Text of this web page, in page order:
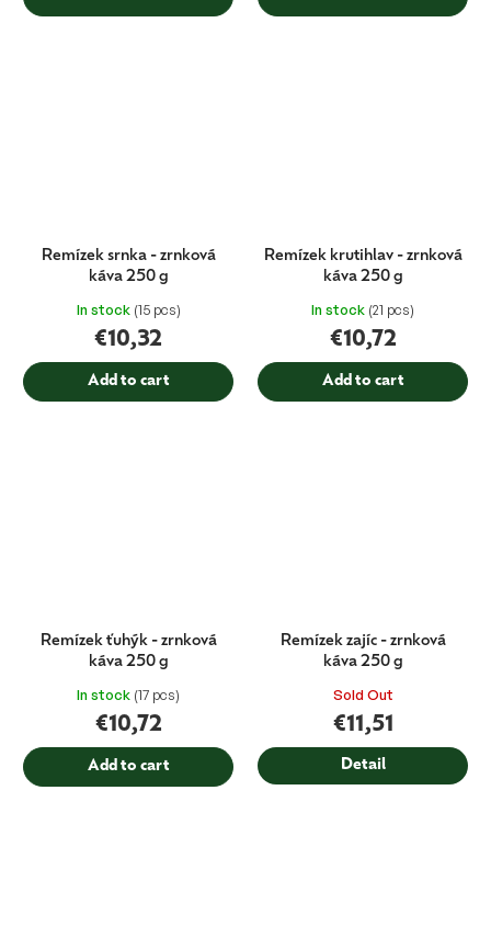
Remízek srnka - zrnková
káva 250 g
In stock (15 pcs)
€10,32
Add to cart
Remízek krutihlav - zrnková
káva 250 g
In stock (21 pcs)
€10,72
Add to cart
Remízek ťuhýk - zrnková
káva 250 g
In stock (17 pcs)
€10,72
Add to cart
Remízek zajíc - zrnková
káva 250 g
Sold Out
€11,51
Detail